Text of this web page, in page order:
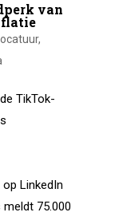
van
,
TikTok-
LinkedIn
75.000